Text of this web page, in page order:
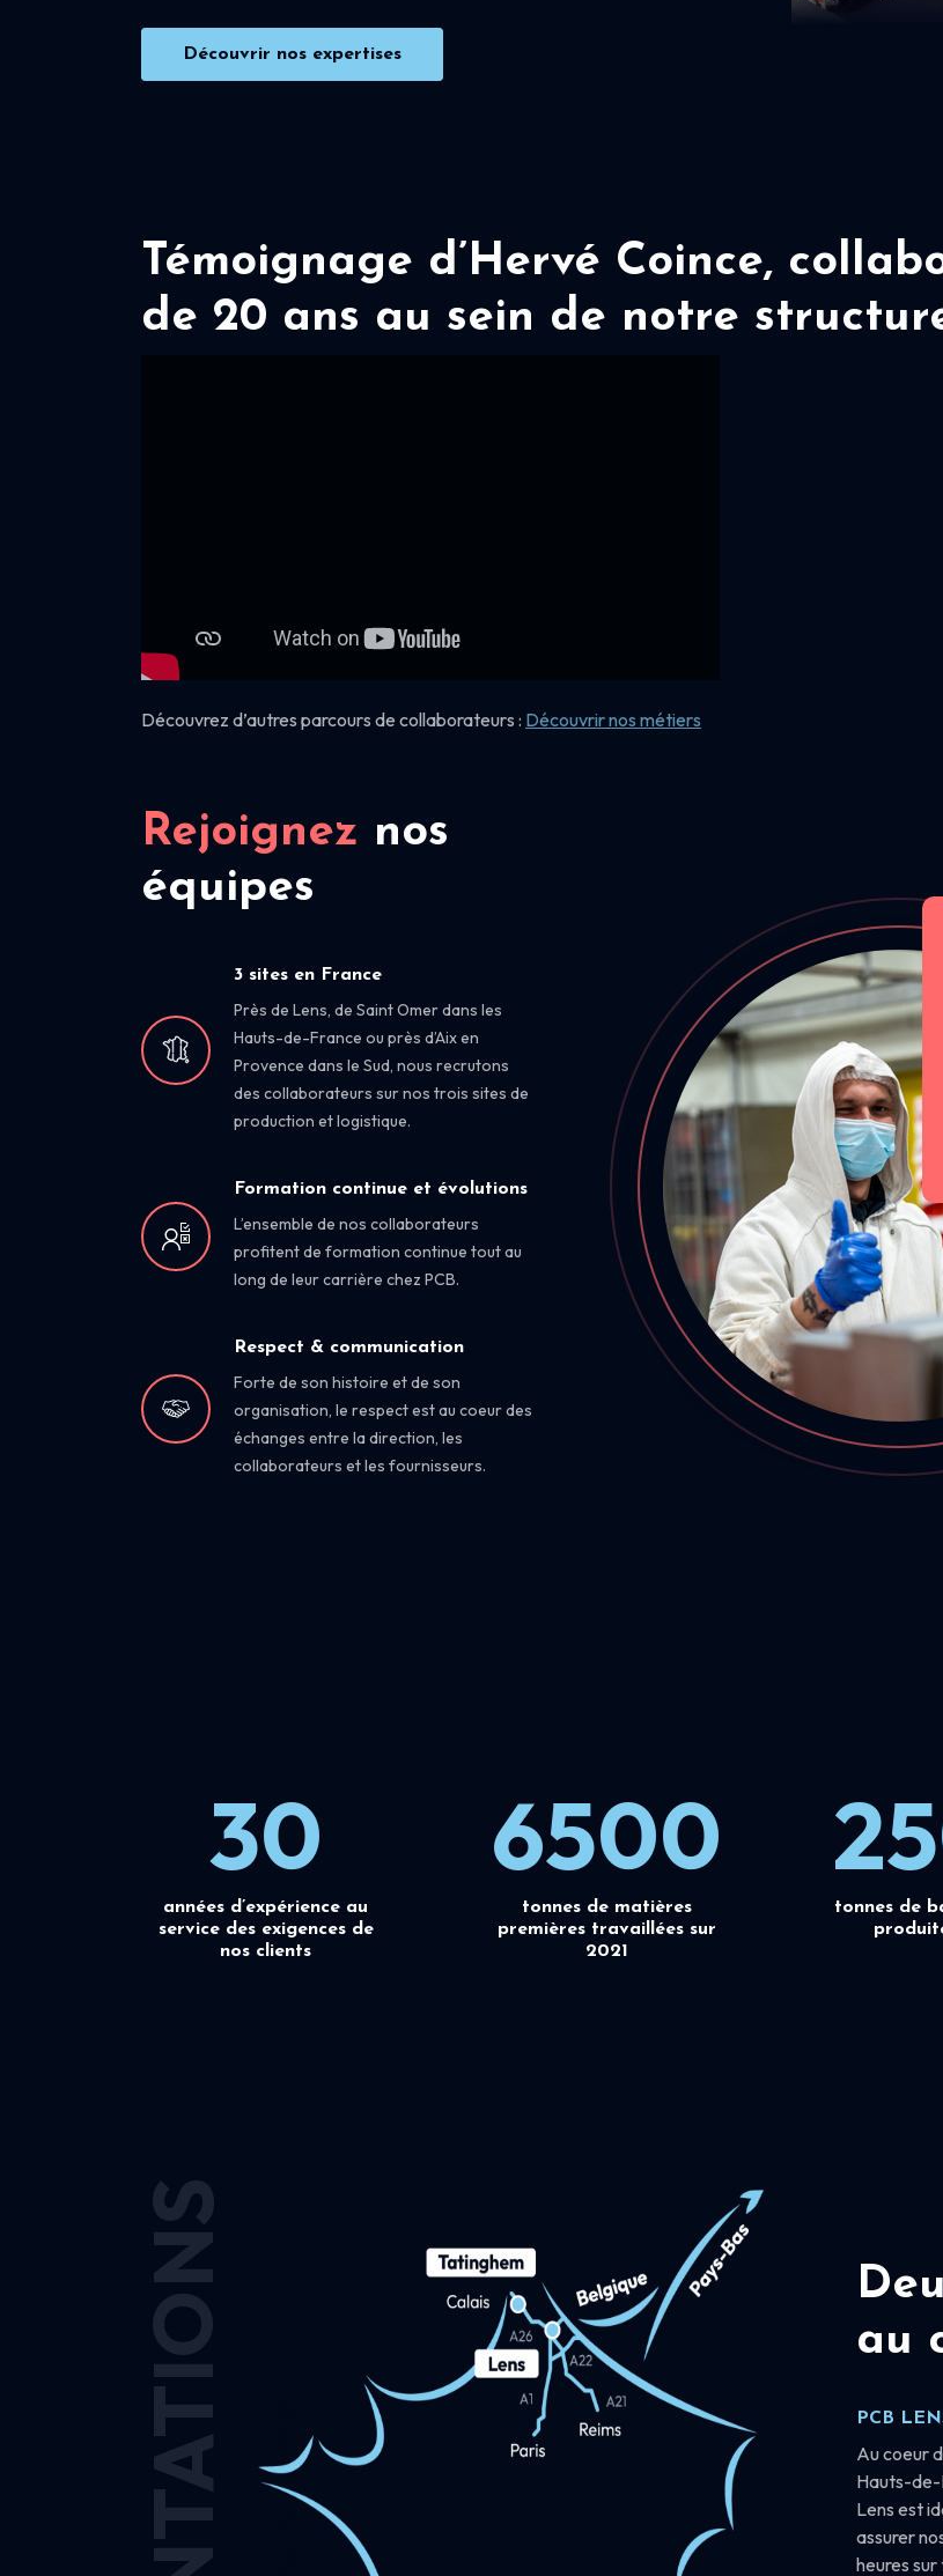
Découvrir nos expertises
Témoignage d’Hervé Coince,
de 20 ans au sein de notre
Découvrez d’autres parcours de collaborateurs : Découvrir nos métiers
Rejoignez nos
équipes
3 sites en France
Près de Lens, de Saint Omer dans les
Hauts-de-France ou près d’Aix en
Provence dans le Sud, nous recrutons
des collaborateurs sur nos trois sites de
production et logistique.
Formation continue et évolutions
L’ensemble de nos collaborateurs
profitent de formation continue tout au
long de leur carrière chez PCB.
Respect & communication
Forte de son histoire et de son
organisation, le respect est au coeur des
échanges entre la direction, les
collaborateurs et les fournisseurs.
30
années d’expérience au
service des exigences de
nos clients
6500
tonnes de matières
premières travaillées sur
2021
tonnes de
au
PCB
Au coeur
Hauts-de-
Lens est
assurer
heures